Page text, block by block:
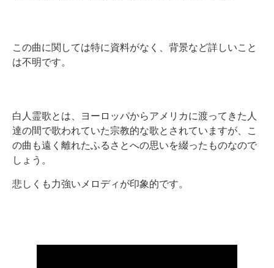
この曲に関しては特に資料がなく、背景など詳しいこと
は不明です。
白人霊歌とは、ヨーロッパからアメリカに渡ってきた人
達の間で歌われていた宗教的な歌とされていますが、こ
の曲も遠く離れたふるさとへの思いを綴ったものなので
しょう。
悲しくも力強いメロディが印象的です。